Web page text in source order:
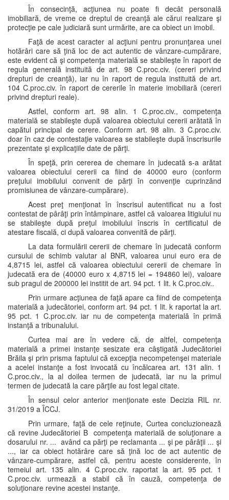
În consecinţă, acţiunea nu poate fi decât personală
imobiliară, de vreme ce dreptul de creanţă ale cărui realizare şi
protecţie pe cale judiciară sunt urmărite, are ca obiect un imobil.
Faţă de acest caracter al acţiuni pentru pronunţarea unei
hotărâri care să ţină loc de act autentic de vânzare-cumpărare,
este evident că şi competenţa materială se stabileşte în raport de
regula generală instituită de art. 98 C.proc.civ. (cereri privind
drepturi de creanţă), iar nu în raport de regula instituită de art.
104 C.proc.civ. în raport de cererile în materie imobiliară (cereri
privind drepturi reale).
Astfel, conform art. 98 alin. 1 C.proc.civ., competenţa
materială se stabileşte după valoarea obiectului cererii arătată în
capătul principal de cerere. Conform art. 98 alin. 3 C.proc.civ.
doar în caz de contestaţie valoarea se stabileşte după înscrisurile
prezentate şi explicaţiile date de părţi.
În speţă, prin cererea de chemare în judecată s-a arătat
valoarea obiectului cererii ca fiind de 40000 euro (conform
preţului imobilului convenit de părţi în convenţie cuprinzând
promisiunea de vânzare-cumpărare).
Acest preţ menţionat în înscrisul autentificat nu a fost
contestat de pârâţi prin întâmpinare, astfel că valoarea litigiului nu
se stabileşte după preţul imobilului înscris în certificatul de
atestare fiscală, ci după valoarea convenită de părţi.
La data formulării cererii de chemare în judecată conform
cursului de schimb valutar al BNR, valoarea unui euro era de
4,8715 lei, astfel că valoarea obiectului cererii de chemare în
judecată era de (40000 euro x 4,8715 lei = 194860 lei), valoare
sub pragul de 200000 lei institit de art. 94 pct. 1 lit. k C.proc.civ..
Prin urmare acţiunea de faţă apare ca fiind de competenţa
materială a judecătoriei, conform art. 94 pct. 1 lit. k raportat la art.
95 pct. 1 C.proc.civ. iar nu de competenţa materială în primă
instanţă a tribunalului.
Curtea mai are în vedere că, de altfel, competenţa
materială a primei instanţe sesizate era câştigată Judecătoriei
Brăila şi prin prisma faptului că excepţia necompetenşei materiale
a acelei instanţe a fost invocată cu încălcarea art. 131 alin. 1
C.proc.civ., la al doilea termen de judecată, iar nu la primul
termen de judecată la care părţile au fost legal citate.
În sensul celor anterior menţionate este Decizia RIL nr.
31/2019 a ÎCCJ.
Prin urmare, faţă de cele reţinute, Curtea concluzionează
că revine Judecătoriei B competenţa materială de soluţionare a
dosarului nr. ... având ca părţi pe reclamanta ... şi pe pârâţii ... şi
..., iar ca obiect hotărâre care să ţină loc de act autentic de
vânzare-cumpărare, astfel că, pentru aceste considerente, în
temeiul art. 135 alin. 4 C.proc.civ. raportat la art. 95 pct. 1
C.proc.civ. urmează a stabil că în cauză, competenţa de
soluţionare revine acestei instanţe.